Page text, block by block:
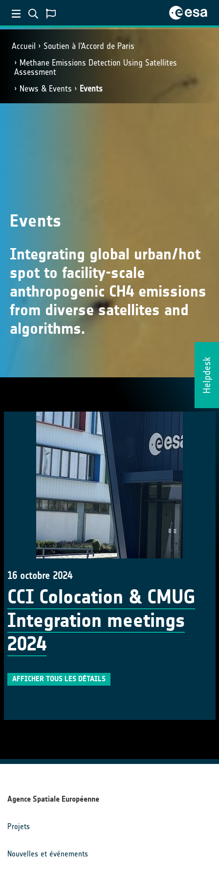
Accueil
Soutien à l’Accord de Paris
Methane Emissions Detection Using Satellites
Assessment
News & Events
Events
Helpdesk
Events
Integrating global urban/hot
spot to facility-scale
anthropogenic CH4 emissions
from diverse satellites and
algorithms.
16 octobre 2024
CCI Colocation & CMUG
Integration meetings
2024
AFFICHER TOUS LES DÉTAILS
Agence Spatiale Européenne
Projets
Nouvelles et événements